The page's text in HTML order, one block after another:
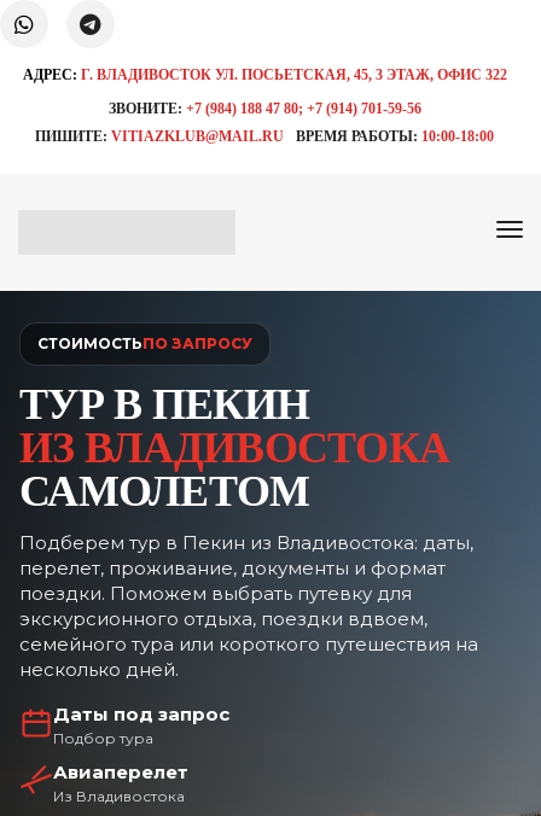
АДРЕС: Г. ВЛАДИВОСТОК УЛ. ПОСЬЕТСКАЯ, 45, 3 ЭТАЖ, ОФИС 322
ЗВОНИТЕ: +7 (984) 188 47 80; +7 (914) 701-59-56
ПИШИТЕ: VITIAZKLUB@MAIL.RU ВРЕМЯ РАБОТЫ: 10:00-18:00
СТОИМОСТЬПО ЗАПРОСУ
ТУР В ПЕКИН
ИЗ ВЛАДИВОСТОКА
САМОЛЕТОМ
Подберем тур в Пекин из Владивостока: даты,
перелет, проживание, документы и формат
поездки. Поможем выбрать путевку для
экскурсионного отдыха, поездки вдвоем,
семейного тура или короткого путешествия на
несколько дней.
Даты под запрос
Подбор тура
Авиаперелет
Из Владивостока